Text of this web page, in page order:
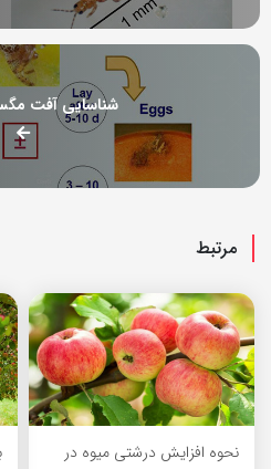
مرتبط
نحوه افزایش درشتی میوه در